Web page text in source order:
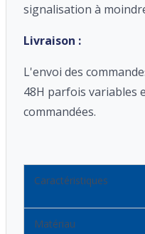
signalisation à
Livraison :
L'envoi des
48H parfois variables
commandées.
Caractéristiques
Matériau